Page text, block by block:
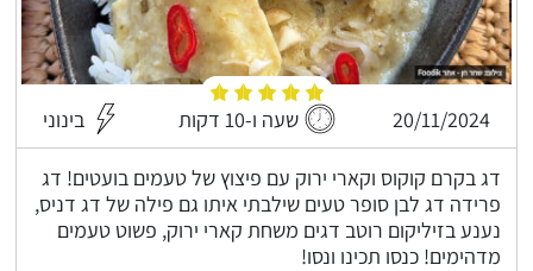
20/11/2024 שעה ו-10 דקות בינוני
דג בקרם קוקוס וקארי ירוק עם פיצוץ של טעמים בועטים! דג
פרידה דג לבן סופר טעים שילבתי איתו גם פילה של דג דניס,
נענע בזיליקום רוטב דגים משחת קארי ירוק, פשוט טעמים
מדהימים! כנסו תכינו ונסו!